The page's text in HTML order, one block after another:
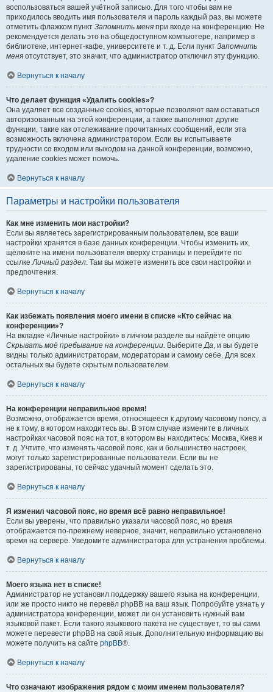
воспользоваться вашей учётной записью. Для того чтобы вам не
приходилось вводить имя пользователя и пароль каждый раз, вы можете
отметить флажком пункт Запомнить меня при входе на конференцию. Не
рекомендуется делать это на общедоступном компьютере, например в
библиотеке, интернет-кафе, университете и т. д. Если пункт Запомнить
меня отсутствует, это значит, что администратор отключил эту функцию.
Вернуться к началу
Что делает функция «Удалить cookies»?
Она удаляет все созданные cookies, которые позволяют вам оставаться
авторизованным на этой конференции, а также выполняют другие
функции, такие как отслеживание прочитанных сообщений, если эта
возможность включена администратором. Если вы испытываете
трудности со входом или выходом на данной конференции, возможно,
удаление cookies может помочь.
Вернуться к началу
Параметры и настройки пользователя
Как мне изменить мои настройки?
Если вы являетесь зарегистрированным пользователем, все ваши
настройки хранятся в базе данных конференции. Чтобы изменить их,
щёлкните на имени пользователя вверху страницы и перейдите по
ссылкеЛичный раздел. Там вы можете изменить все свои настройки и
предпочтения.
Вернуться к началу
Как избежать появления моего имени в списке «Кто сейчас на
конференции»?
На вкладке «Личные настройки» в личном разделе вы найдёте опцию
Скрывать моё пребывание на конференции. ВыберитеДа, и вы будете
видны только администраторам, модераторам и самому себе. Для всех
остальных вы будете скрытым пользователем.
Вернуться к началу
На конференции неправильное время!
Возможно, отображается время, относящееся к другому часовому поясу, а
не к тому, в котором находитесь вы. В этом случае измените в личных
настройках часовой пояс на тот, в котором вы находитесь: Москва, Киев и
т. д. Учтите, что изменять часовой пояс, как и большинство настроек,
могут только зарегистрированные пользователи. Если вы не
зарегистрированы, то сейчас удачный момент сделать это.
Вернуться к началу
Я изменил часовой пояс, но время всё равно неправильное!
Если вы уверены, что правильно указали часовой пояс, но время
отображается по-прежнему неверное, значит, неправильно установлено
время на сервере. Уведомите администратора для устранения проблемы.
Вернуться к началу
Моего языка нет в списке!
Администратор не установил поддержку вашего языка на конференции,
или же просто никто не перевёл phpBB на ваш язык. Попробуйте узнать у
администратора конференции, может ли он установить нужный вам
языковой пакет. Если такого языкового пакета не существует, то вы сами
можете перевести phpBB на свой язык. Дополнительную информацию вы
можете получить на сайте phpBB®.
Вернуться к началу
Что означают изображения рядом с моим именем пользователя?